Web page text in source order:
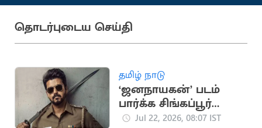
தொடர்புடைய செய்தி
தமிழ் நாடு
‘ஜனநாயகன்’ படம்
பார்க்க சிங்கப்பூர்
நிறுவனம் விடுமுறை
Jul 22, 2026, 08:07 IST